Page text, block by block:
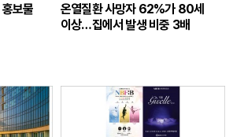
보물
온열질환 사망자 62%가 80세
이상…집에서 발생 비중 3배